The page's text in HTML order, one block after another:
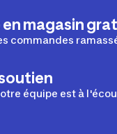
en magasin
commandes
équipe est à